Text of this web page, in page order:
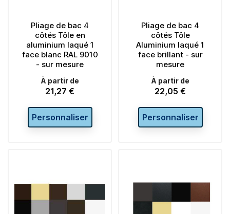
Pliage de bac 4
côtés Tôle en
aluminium laqué 1
face blanc RAL 9010
- sur mesure
À partir de
Prix
21,27 €
Personnaliser
Pliage de bac 4
côtés Tôle
Aluminium laqué 1
face brillant - sur
mesure
À partir de
Prix
22,05 €
Personnaliser